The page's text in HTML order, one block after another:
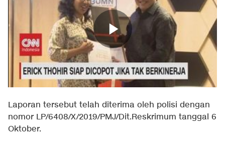
Laporan tersebut telah diterima oleh polisi dengan
nomor LP/6408/X/2019/PMJ/Dit.Reskrimum tanggal 6
Oktober.